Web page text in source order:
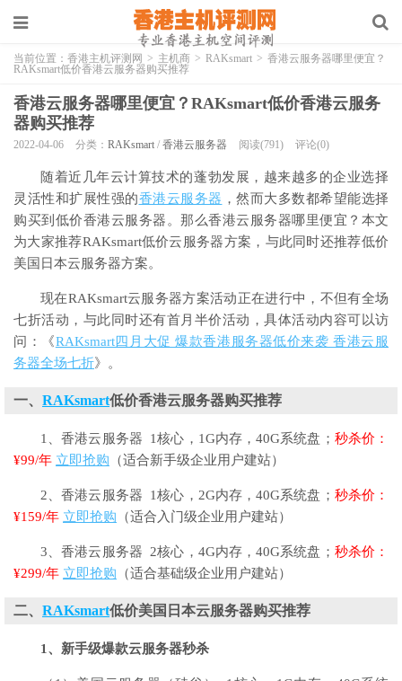
当前位置： 香港主机评测网 > 主机商 > RAKsmart > 香港云服务器哪里便宜？
RAKsmart低价香港云服务器购买推荐
香港云服务器哪里便宜？RAKsmart低价香港云服务
器购买推荐
2022-04-06 分类： RAKsmart / 香港云服务器 阅读(791) 评论(0)
随着近几年云计算技术的蓬勃发展，越来越多的企业选择
灵活性和扩展性强的香港云服务器 ，然而大多数都希望能选择
购买到低价香港云服务器。那么香港云服务器哪里便宜？本文
为大家推荐RAKsmart低价云服务器方案，与此同时还推荐低价
美国日本云服务器方案。
现在RAKsmart云服务器方案活动正在进行中，不但有全场
七折活动，与此同时还有首月半价活动，具体活动内容可以访
问：《RAKsmart四月大促 爆款香港服务器低价来袭 香港云服
务器全场七折》。
一、 RAKsmart低价香港云服务器购买推荐
1、香港云服务器 1核心，1G内存，40G系统盘； 秒杀价：
¥99/年 立即抢购 （适合新手级企业用户建站）
2、香港云服务器 1核心，2G内存，40G系统盘； 秒杀价：
¥159/年 立即抢购 （适合入门级企业用户建站）
3、香港云服务器 2核心，4G内存，40G系统盘； 秒杀价：
¥299/年 立即抢购 （适合基础级企业用户建站）
二、 RAKsmart低价美国日本云服务器购买推荐
1、新手级爆款云服务器秒杀